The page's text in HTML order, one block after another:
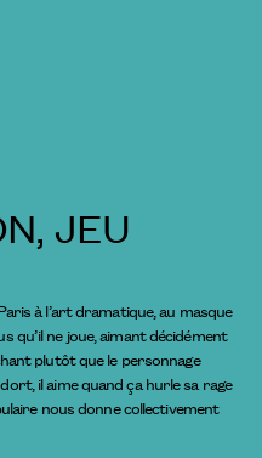
JEU
à l’art dramatique, au masque
qu’il ne joue, aimant décidément
plutôt que le personnage
il aime quand ça hurle sa rage
nous donne collectivement